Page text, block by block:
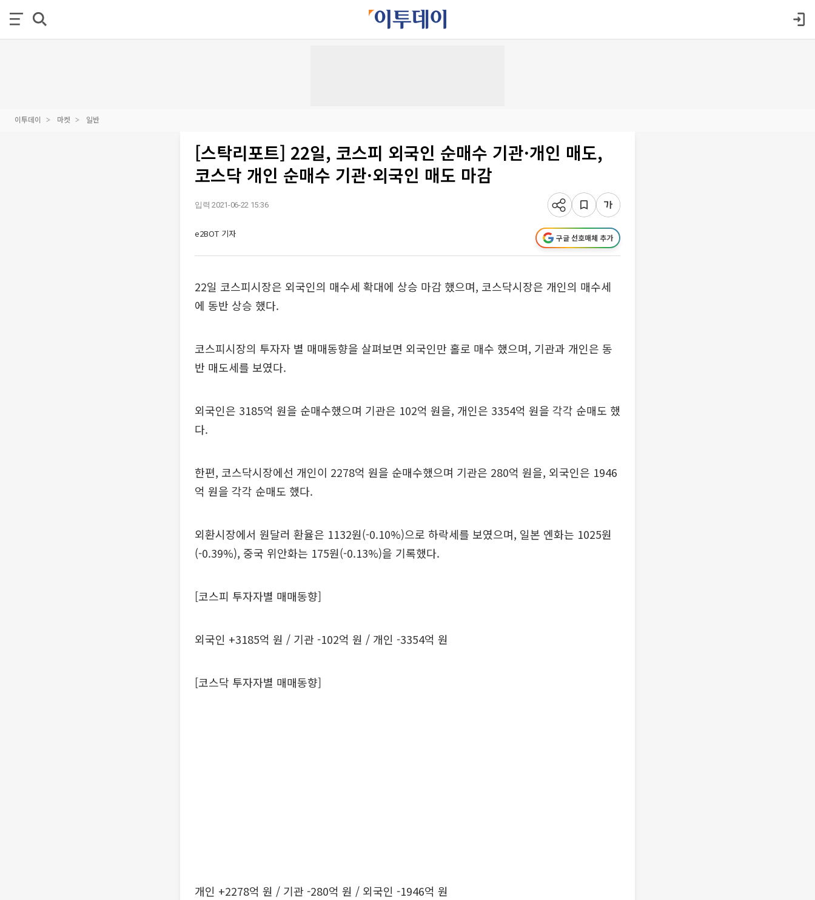
이투데이 마켓 일반
[스탁리포트] 22일, 코스피 외국인 순매수 기관·개인 매도,
코스닥 개인 순매수 기관·외국인 매도 마감
입력 2021-06-22 15:36
e2BOT 기자 구글 선호매체 추가
22일 코스피시장은 외국인의 매수세 확대에 상승 마감 했으며, 코스닥시장은 개인의 매수세
에 동반 상승 했다.
코스피시장의 투자자 별 매매동향을 살펴보면 외국인만 홀로 매수 했으며, 기관과 개인은 동
반 매도세를 보였다.
외국인은 3185억 원을 순매수했으며 기관은 102억 원을, 개인은 3354억 원을 각각 순매도 했
다.
한편, 코스닥시장에선 개인이 2278억 원을 순매수했으며 기관은 280억 원을, 외국인은 1946
억 원을 각각 순매도 했다.
외환시장에서 원달러 환율은 1132원(-0.10%)으로 하락세를 보였으며, 일본 엔화는 1025원
(-0.39%), 중국 위안화는 175원(-0.13%)을 기록했다.
[코스피 투자자별 매매동향]
외국인 +3185억 원 / 기관 -102억 원 / 개인 -3354억 원
[코스닥 투자자별 매매동향]
개인 +2278억 원 / 기관 -280억 원 / 외국인 -1946억 원